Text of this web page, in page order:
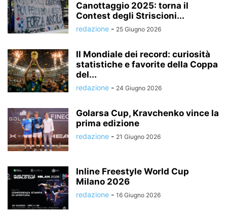
Canottaggio 2025: torna il
Contest degli Striscioni...
redazione - 25 Giugno 2026
Il Mondiale dei record: curiosità
statistiche e favorite della Coppa
del...
redazione - 24 Giugno 2026
Golarsa Cup, Kravchenko vince la
prima edizione
redazione - 21 Giugno 2026
Inline Freestyle World Cup
Milano 2026
redazione - 16 Giugno 2026